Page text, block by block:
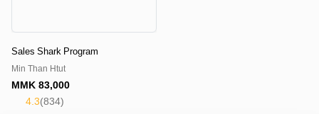
Sales Shark Program
Min Than Htut
MMK83,000
4.3(834)